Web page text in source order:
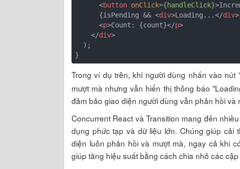
<button onClick={handleClick}>
      {isPending &&
<div>Loading...</div>
<p>Count: {count}</p>
</div>
}
Trong ví dụ trên, khi người dùng nhấn vào nút
mượt mà nhưng vẫn hiển thị thông báo
đảm bảo giao diện người dùng vẫn phản hồi
Concurrent React và Transition mang đến
dụng phức tạp và dữ liệu lớn. Chúng giúp cải
diện luôn phản hồi và mượt mà, ngay cả khi
giúp tăng hiệu suất bằng cách chia nhỏ các